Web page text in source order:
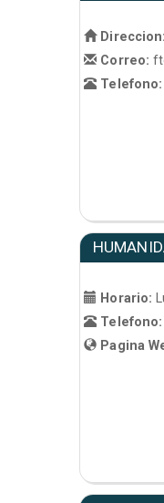
Direccion:
Correo:
Horario:
Telefono:
Pagina